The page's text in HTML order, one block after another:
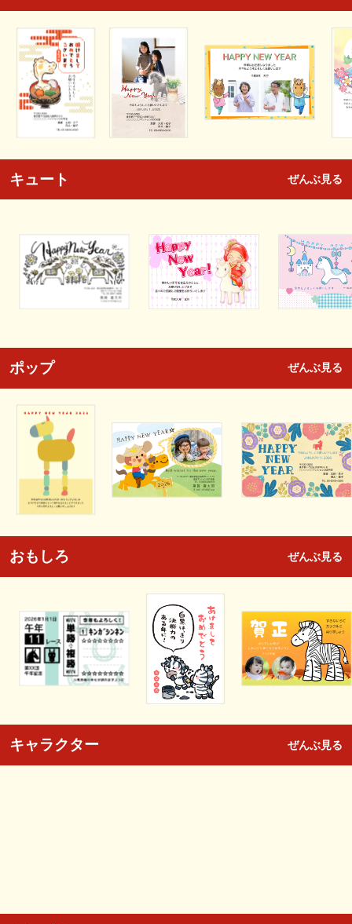
キュート ぜんぶ見る
ポップ ぜんぶ見る
おもしろ ぜんぶ見る
キャラクター ぜんぶ見る